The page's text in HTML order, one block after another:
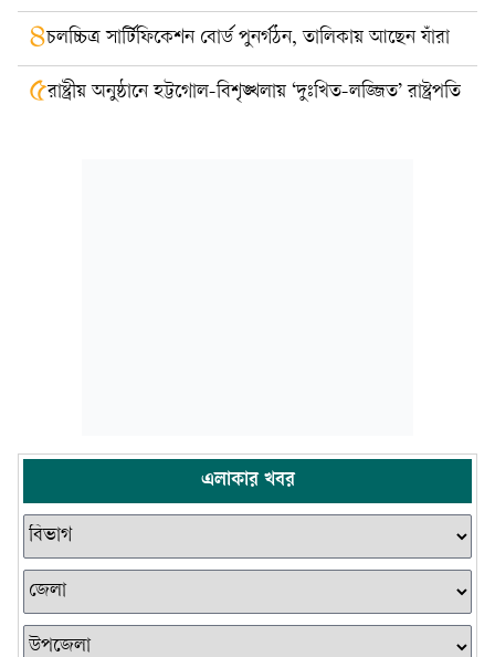
৪চলচ্চিত্র সার্টিফিকেশন বোর্ড পুনর্গঠন, তালিকায় আছেন যাঁরা
৫রাষ্ট্রীয় অনুষ্ঠানে হট্টগোল-বিশৃঙ্খলায় ‘দুঃখিত-লজ্জিত’ রাষ্ট্রপতি
এলাকার খবর